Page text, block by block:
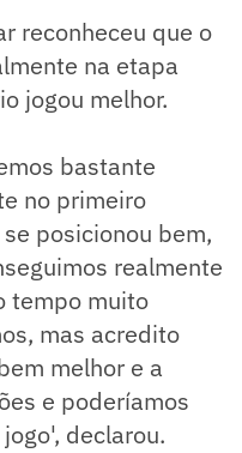
reconheceu que o
na etapa
jogou melhor.
bastante
no primeiro
posicionou bem,
realmente
tempo muito
mas acredito
melhor e a
e poderíamos
declarou.